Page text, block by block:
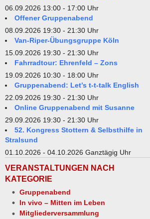
06.09.2026 13:00 - 17:00 Uhr
Offener Gruppenabend
08.09.2026 19:30 - 21:30 Uhr
Van-Riper-Übungsgruppe Köln
15.09.2026 19:30 - 21:30 Uhr
Fahrradtour: Ehrenfeld – Zons
19.09.2026 10:30 - 18:00 Uhr
Gruppenabend: Let’s t-t-talk English
22.09.2026 19:30 - 21:30 Uhr
Online Gruppenabend mit Susanne
29.09.2026 19:30 - 21:30 Uhr
52. Kongress Stottern & Selbsthilfe in
Stralsund
01.10.2026 - 04.10.2026 Ganztägig Uhr
VERANSTALTUNGEN NACH
KATEGORIE
Gruppenabend
In vivo – Mitten im Leben
Mitgliederversammlung